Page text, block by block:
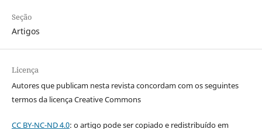
Seção
Artigos
Licença
Autores que publicam nesta revista concordam com os seguintes
termos da licença Creative Commons
CC BY-NC-ND 4.0: o artigo pode ser copiado e redistribuído em